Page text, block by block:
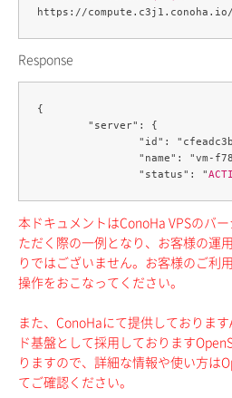
https://
Response
{
		"status": "
本ドキュメントはConoHa VPSのバ
ただく際の一例となり、お客様の運
りではございません。お客様のご利
操作をおこなってください。
また、ConoHaにて提供しておりま
ド基盤として採用しております
りますので、詳細な情報や使い方は
てご確認ください。